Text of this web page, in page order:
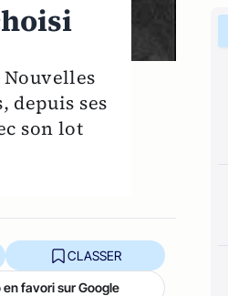
depuis ses
son lot
CLASSER
favori sur Google